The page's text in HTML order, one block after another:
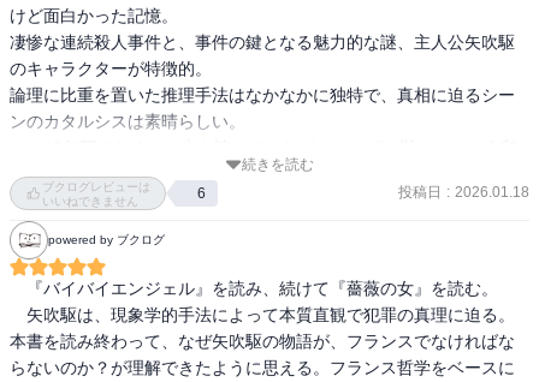
けど面白かった記憶。
凄惨な連続殺人事件と、事件の鍵となる魅力的な謎、主人公矢吹駆
のキャラクターが特徴的。
論理に比重を置いた推理手法はなかなかに独特で、真相に迫るシー
ンのカタルシスは素晴らしい。
象は変わらず。主人公とジョルジュ・ルノワールの会話は本当に難
しかった。
次作『哲学者の密室』も買ってはいるが、あまりの厚さにビビって
る。いつか読めるといいな…。
続きを読む
ブクログレビューは
いいねできません
6 投稿日 : 2026.01.18
powered by ブクログ
『バイバイエンジェル』を読み、続けて『薔薇の女』を読む。
矢吹駆は、現象学的手法によって本質直観で犯罪の真理に迫る。
本書を読み終わって、なぜ矢吹駆の物語が、フランスでなければな
らないのか？が理解できたように思える。フランス哲学をベースに